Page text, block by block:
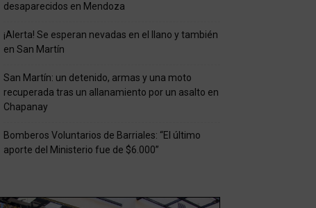
desaparecidos en Mendoza
¡Alerta! Se esperan nevadas en el llano y también
en San Martín
San Martín: un detenido, armas y una moto
recuperada tras un allanamiento por un asalto en
Chapanay
Bomberos Voluntarios de Barriales: “El último
aporte del Ministerio fue de $6.000”